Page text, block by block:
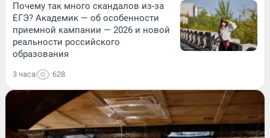
Почему так много скандалов из-за
ЕГЭ? Академик — об особенности
приемной кампании — 2026 и новой
реальности российского
образования
3 часа 628